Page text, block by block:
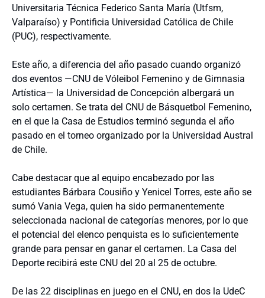
Universitaria Técnica Federico Santa María (Utfsm,
Valparaíso) y Pontificia Universidad Católica de Chile
(PUC), respectivamente.
Este año, a diferencia del año pasado cuando organizó
dos eventos —CNU de Vóleibol Femenino y de Gimnasia
Artística— la Universidad de Concepción albergará un
solo certamen. Se trata del CNU de Básquetbol Femenino,
en el que la Casa de Estudios terminó segunda el año
pasado en el torneo organizado por la Universidad Austral
de Chile.
Cabe destacar que al equipo encabezado por las
estudiantes Bárbara Cousiño y Yenicel Torres, este año se
sumó Vania Vega, quien ha sido permanentemente
seleccionada nacional de categorías menores, por lo que
el potencial del elenco penquista es lo suficientemente
grande para pensar en ganar el certamen. La Casa del
Deporte recibirá este CNU del 20 al 25 de octubre.
De las 22 disciplinas en juego en el CNU, en dos la UdeC